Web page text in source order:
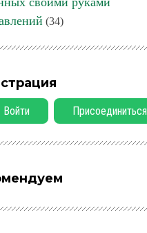
(34)
Войти Присоединиться